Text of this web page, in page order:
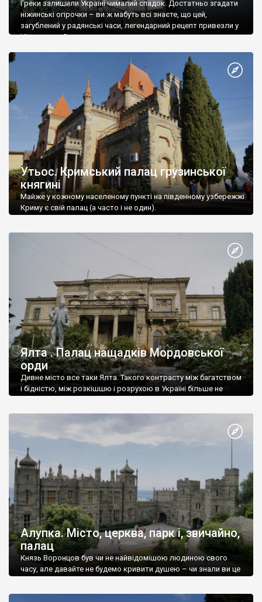
Греки залишили Україні чималий спадок. Достатньо згадати
ніжинські огірочки – ви ж мабуть всі знаєте, що цей,
загублений у радянські часи, легендарний рецепт привезли у
Ніжин греки?
Утьос. Кримський палац грузинської
княгині
Майже у кожному населеному пункті на південному узбережжі
Криму є свій палац (а часто і не один).
Ялта . Палац нащадків Мордовської
орди
Дивне місто все таки Ялта. Такого контрасту між багатством
і бідністю, між розкішшю і розрухою в Україні більше не
Алупка. Місто, церква, парк і, звичайно,
палац
Князь Воронцов був чи не найвідомішою людиною свого
часу, але давайте не будемо кривити душею – чи знали ви це